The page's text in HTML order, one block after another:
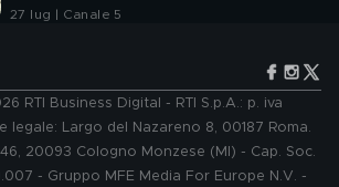
27 lug | Canale 5
RTI Business Digital - RTI S.p.A.: p. iva
legale: Largo del Nazareno 8, 00187 Roma.
20093 Cologno Monzese (MI) - Cap. Soc.
- Gruppo MFE Media For Europe N.V. -